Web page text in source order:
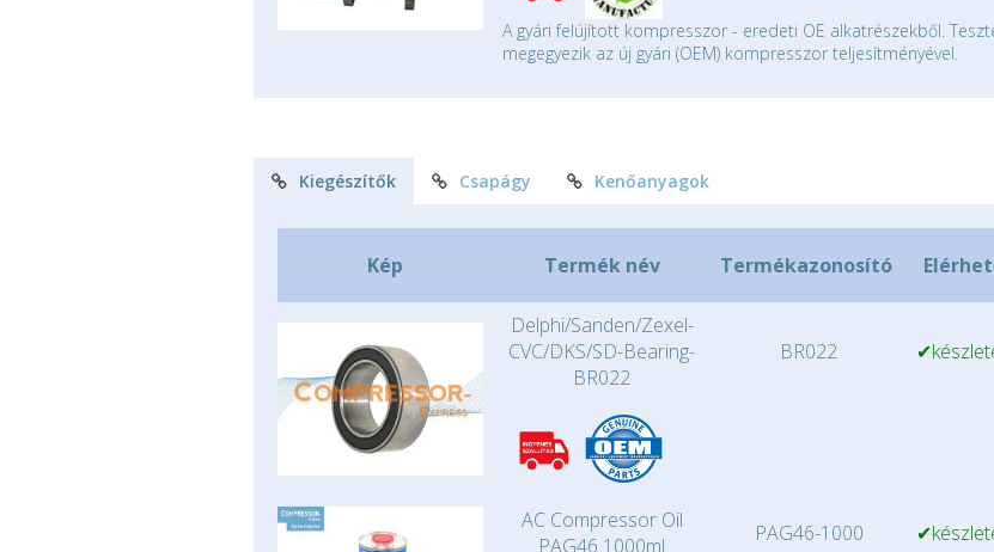
A gyári felújított kompresszor - eredeti OE alkatrészekből.
megegyezik az új gyári (OEM) kompresszor teljesítményével.
Kiegészítők Csapágy Kenőanyagok
Kép Termék név Termékazonosító
Delphi/Sanden/Zexel-
CVC/DKS/SD-Bearing-
BR022
BR022
AC Compressor Oil
PAG46 1000ml
PAG46-1000